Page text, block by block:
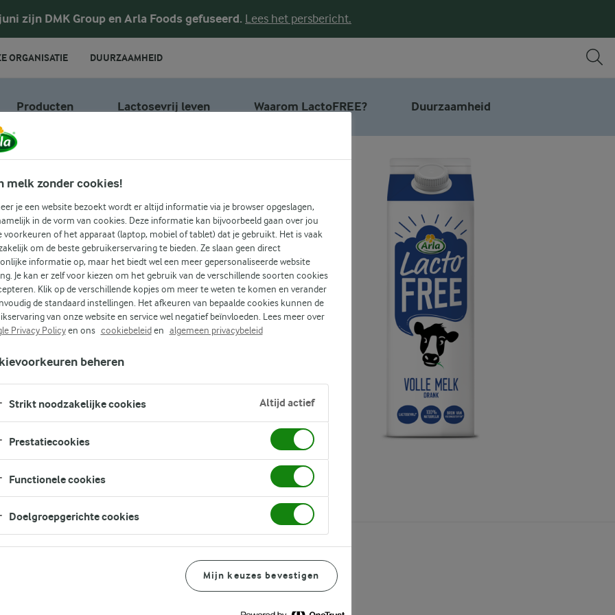
zijn DMK Group en Arla Foods gefuseerd. Lees het persbericht.
ORGANISATIE DUURZAAMHEID
Producten Lactosevrij leven Waarom LactoFREE? Duurzaamheid
liter
lunch een glas melk drinkt of ’s
Arla LactoFREE volle melkdrank. Want
we jou het lekkere van zuivel
nature een bron van eiwitten.
melk zonder cookies!
je een website bezoekt wordt er altijd informatie via je browser opgeslagen,
in de vorm van cookies. Deze informatie kan bijvoorbeeld gaan over jou
voorkeuren of het apparaat (laptop, mobiel of tablet) dat je gebruikt. Het is vaak
om de beste gebruikerservaring te bieden. Ze slaan geen direct
informatie op, maar het biedt wel een meer gepersonaliseerde website
Je kan er zelf voor kiezen om het gebruik van de verschillende soorten cookies
Klik op de verschillende kopjes om meer te weten te komen en verander
de standaard instellingen. Het afkeuren van bepaalde cookies kunnen de
van onze website en service wel negatief beïnvloeden. Lees meer over
Privacy Policyen ons cookiebeleiden algemeen privacybeleid
beheren
Strikt noodzakelijke cookies Altijd actief
Prestatiecookies
Functionele cookies
Doelgroepgerichte cookies
Mijn keuzes bevestigen